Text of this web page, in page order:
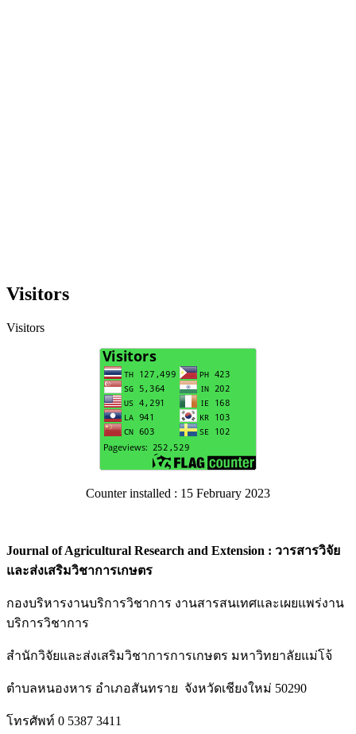
Visitors
Visitors
Counter installed : 15 February 2023
Journal of Agricultural Research and Extension : วารสารวิจัย
และส่งเสริมวิชาการเกษตร
กองบริหารงานบริการวิชาการ งานสารสนเทศและเผยแพร่งาน
บริการวิชาการ
สำนักวิจัยและส่งเสริมวิชาการการเกษตร มหาวิทยาลัยแม่โจ้
ตำบลหนองหาร อำเภอสันทราย จังหวัดเชียงใหม่ 50290
โทรศัพท์ 0 5387 3411